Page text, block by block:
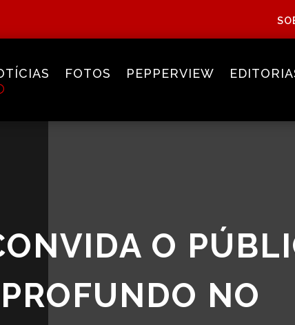
FOTOS PEPPERVIEW
O
NO